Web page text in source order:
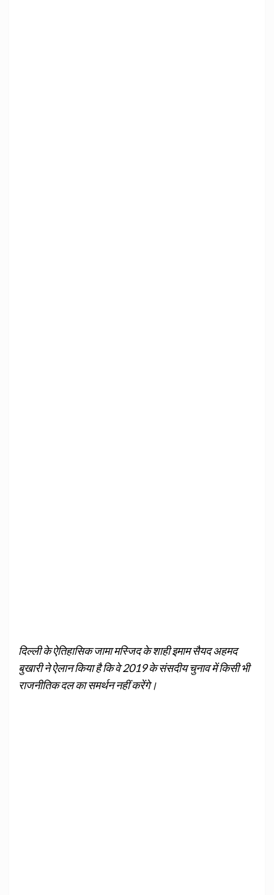
दिल्ली के ऐतिहासिक जामा मस्जिद के शाही इमाम सैयद अहमद
बुखारी ने ऐलान किया है कि वे 2019 के संसदीय चुनाव में किसी भी
राजनीतिक दल का समर्थन नहीं करेंगे।